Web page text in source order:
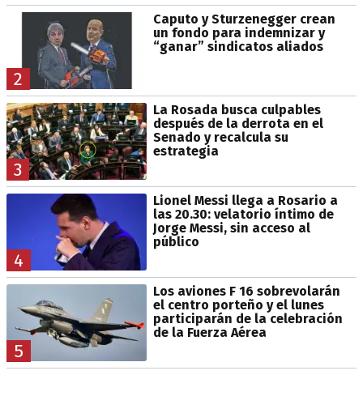
2
Caputo y Sturzenegger crean
un fondo para indemnizar y
“ganar” sindicatos aliados
3
La Rosada busca culpables
después de la derrota en el
Senado y recalcula su
estrategia
4
Lionel Messi llega a Rosario a
las 20.30: velatorio íntimo de
Jorge Messi, sin acceso al
público
5
Los aviones F 16 sobrevolarán
el centro porteño y el lunes
participarán de la celebración
de la Fuerza Aérea